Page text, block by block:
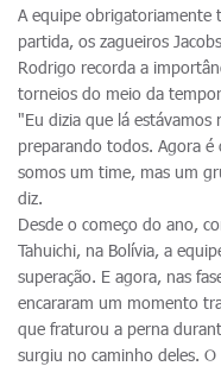
A equipe obrigatoriamente
partida, os zagueiros
Rodrigo recorda a
torneios do meio da
"Eu dizia que lá
preparando todos. Agora
somos um time, mas um
diz.
Desde o começo do ano,
Tahuichi, na Bolívia, a
superação. E agora, nas
encararam um momento
que fraturou a perna
surgiu no caminho deles.